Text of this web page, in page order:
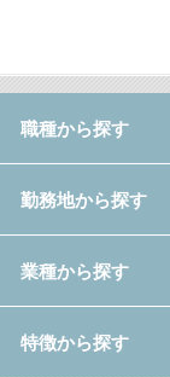
職種から探す
勤務地から探す
業種から探す
特徴から探す